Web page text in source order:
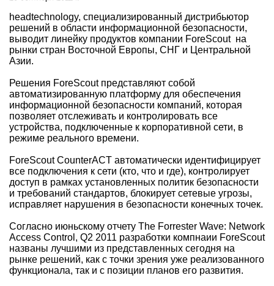
headtechnology, специализированный дистрибьютор
решений в области информационной безопасности,
выводит линейку продуктов компании ForeScout на
рынки стран Восточной Европы, СНГ и Центральной
Азии.
Решения ForeScout представляют собой
автоматизированную платформу для обеспечения
информационной безопасности компаний, которая
позволяет отслеживать и контролировать все
устройства, подключенные к корпоративной сети, в
режиме реального времени.
ForeScout CounterACT автоматически идентифицирует
все подключения к сети (кто, что и где), контролирует
доступ в рамках установленных политик безопасности
и требований стандартов, блокирует сетевые угрозы,
исправляет нарушения в безопасности конечных точек.
Согласно июньскому отчету The Forrester Wave: Network
Access Control, Q2 2011 разработки компнаии ForeScout
названы лучшими из представленных сегодня на
рынке решений, как с точки зрения уже реализованного
функционала, так и с позиции планов его развития.